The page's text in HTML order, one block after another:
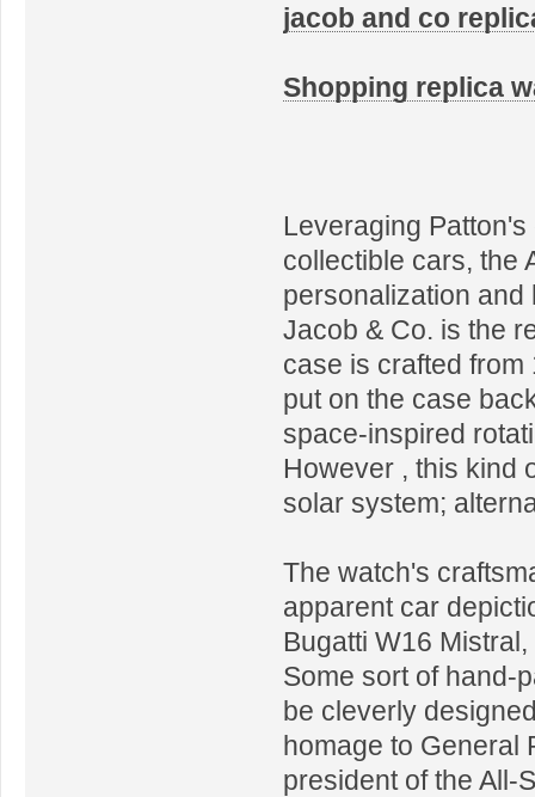
jacob and co
Shopping replica
Leveraging
collectible cars, the
personalization
Jacob & Co. is the
case is crafted
put on the case
space-inspired
However , this kind
solar system;
The watch's
apparent car
Bugatti W16
Some sort of hand-
be cleverly
homage to General
president of the All-